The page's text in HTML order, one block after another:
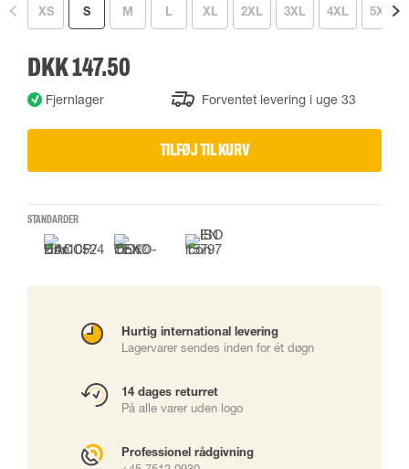
XS S M L XL 2XL 3XL 4XL 5XL
DKK 147.50
Fjernlager Forventet levering i uge 33
TILFØJ TIL KURV
STANDARDER
Hurtig international levering
Lagervarer sendes inden for ét døgn
14 dages returret
På alle varer uden logo
Professionel rådgivning